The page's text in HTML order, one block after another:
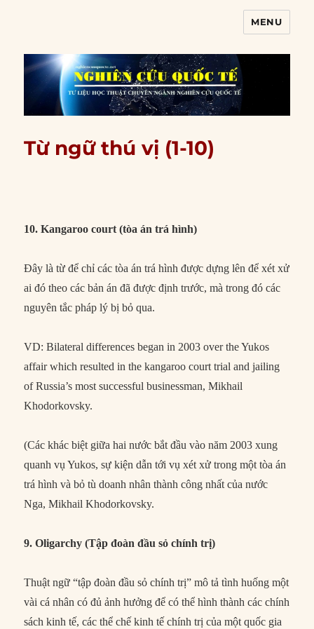
MENU
Từ ngữ thú vị (1-10)
10. Kangaroo court (tòa án trá hình)
Đây là từ để chỉ các tòa án trá hình được dựng lên để xét xử
ai đó theo các bản án đã được định trước, mà trong đó các
nguyên tắc pháp lý bị bỏ qua.
VD: Bilateral differences began in 2003 over the Yukos
affair which resulted in the kangaroo court trial and jailing
of Russia’s most successful businessman, Mikhail
Khodorkovsky.
(Các khác biệt giữa hai nước bắt đầu vào năm 2003 xung
quanh vụ Yukos, sự kiện dẫn tới vụ xét xử trong một tòa án
trá hình và bỏ tù doanh nhân thành công nhất của nước
Nga, Mikhail Khodorkovsky.
9. Oligarchy (Tập đoàn đầu sỏ chính trị)
Thuật ngữ “tập đoàn đầu sỏ chính trị” mô tả tình huống một
vài cá nhân có đủ ảnh hưởng để có thể hình thành các chính
sách kinh tế, các thể chế kinh tế chính trị của một quốc gia